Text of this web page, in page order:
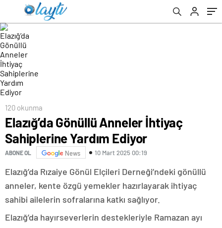
120 okunma
Elazığ’da Gönüllü Anneler İhtiyaç
Sahiplerine Yardım Ediyor
ABONE OL News 10 Mart 2025 00:19
Elazığ’da Rızaiye Gönül Elçileri Derneği’ndeki gönüllü
anneler, kente özgü yemekler hazırlayarak ihtiyaç
sahibi ailelerin sofralarına katkı sağlıyor.
Elazığ’da hayırseverlerin destekleriyle Ramazan ayı